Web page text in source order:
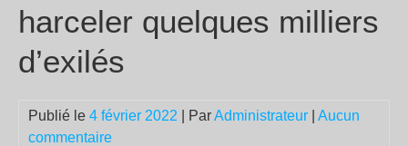
harceler quelques milliers
d’exilés
Publié le 4 février 2022 | ParAdministrateur
Aucun
commentaire